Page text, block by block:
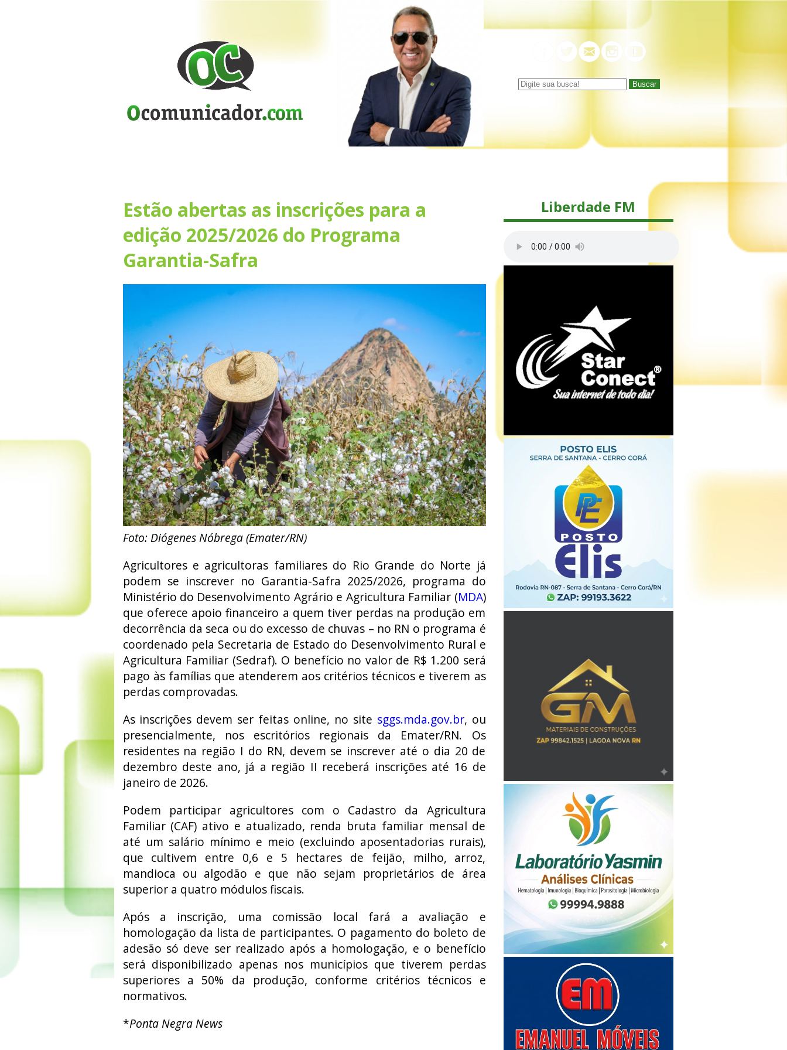
Buscar
Estão abertas as inscrições para a
edição 2025/2026 do Programa
Garantia-Safra
Foto: Diógenes Nóbrega (Emater/RN)
Agricultores e agricultoras familiares do Rio Grande do Norte já
podem se inscrever no Garantia-Safra 2025/2026, programa do
Ministério do Desenvolvimento Agrário e Agricultura Familiar (MDA)
que oferece apoio financeiro a quem tiver perdas na produção em
decorrência da seca ou do excesso de chuvas – no RN o programa é
coordenado pela Secretaria de Estado do Desenvolvimento Rural e
Agricultura Familiar (Sedraf). O benefício no valor de R$ 1.200 será
pago às famílias que atenderem aos critérios técnicos e tiverem as
perdas comprovadas.
As inscrições devem ser feitas online, no site sggs.mda.gov.br, ou
presencialmente, nos escritórios regionais da Emater/RN. Os
residentes na região I do RN, devem se inscrever até o dia 20 de
dezembro deste ano, já a região II receberá inscrições até 16 de
janeiro de 2026.
Podem participar agricultores com o Cadastro da Agricultura
Familiar (CAF) ativo e atualizado, renda bruta familiar mensal de
até um salário mínimo e meio (excluindo aposentadorias rurais),
que cultivem entre 0,6 e 5 hectares de feijão, milho, arroz,
mandioca ou algodão e que não sejam proprietários de área
superior a quatro módulos fiscais.
Após a inscrição, uma comissão local fará a avaliação e
homologação da lista de participantes. O pagamento do boleto de
adesão só deve ser realizado após a homologação, e o benefício
será disponibilizado apenas nos municípios que tiverem perdas
superiores a 50% da produção, conforme critérios técnicos e
normativos.
*Ponta Negra News
Liberdade FM